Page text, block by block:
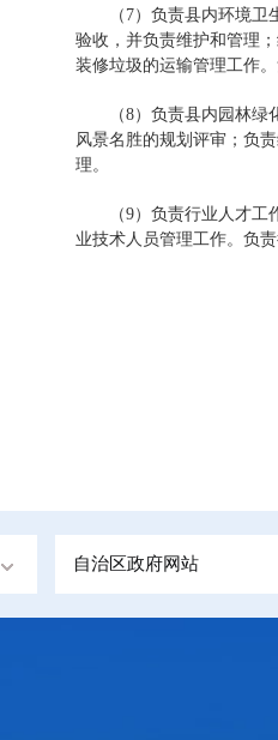
（7）负责县内环境
验收，并负责维护和管理
装修垃圾的运输管理工作
（8）负责县内园林
风景名胜的规划评审；负
理。
（9）负责行业人才
业技术人员管理工作。负
自治区政府网站